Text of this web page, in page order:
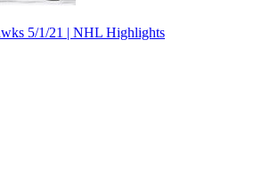
5/1/21 | NHL Highlights